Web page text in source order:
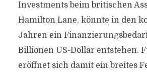
Investments beim britischen
Hamilton Lane, könnte in den
Jahren ein
Billionen US-Dollar entstehen.
eröffnet sich damit ein breites